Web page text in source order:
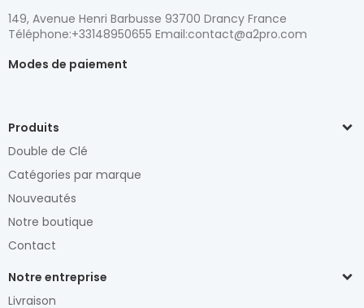
149, Avenue Henri Barbusse 93700 Drancy France
Téléphone:+33148950655 Email:contact@a2pro.com
Modes de paiement
Produits
Double de Clé
Catégories par marque
Nouveautés
Notre boutique
Contact
Notre entreprise
Livraison